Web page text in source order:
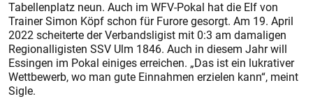
Tabellenplatz neun. Auch im WFV-Pokal hat die Elf von
Trainer Simon Köpf schon für Furore gesorgt. Am 19. April
2022 scheiterte der Verbandsligist mit 0:3 am damaligen
Regionalligisten SSV Ulm 1846. Auch in diesem Jahr will
Essingen im Pokal einiges erreichen. „Das ist ein lukrativer
Wettbewerb, wo man gute Einnahmen erzielen kann“, meint
Sigle.